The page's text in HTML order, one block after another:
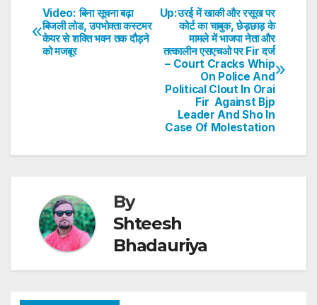
s
A
p
e
b
er
dI
e
st
e
Post
navigation
Up:उरई में खाकी और रसूख पर
कोर्ट का चाबुक, छेड़छाड़ के
मामले में भाजपा नेता और
तत्कालीन एसएचओ पर Fir दर्ज
– Court Cracks Whip
On Police And
Political Clout In Orai
Fir Against Bjp
Leader And Sho In
Case Of Molestation
Video: बिना सूचना बढ़ा
बिजली लोड, उपभोक्ता कस्टमर
केयर से शक्ति भवन तक दौड़ने
को मजबूर
By
Shteesh
Bhadauriya